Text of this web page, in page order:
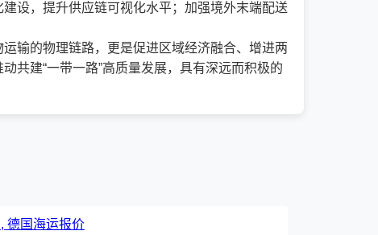
设，提升供应链可视化水平；加强境外末端配送
输的物理链路，更是促进区域经济融合、增进两
共建“一带一路”高质量发展，具有深远而积极的
德国海运报价